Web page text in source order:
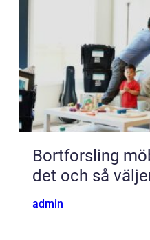
Bortforsling möbler så
det och så
admin